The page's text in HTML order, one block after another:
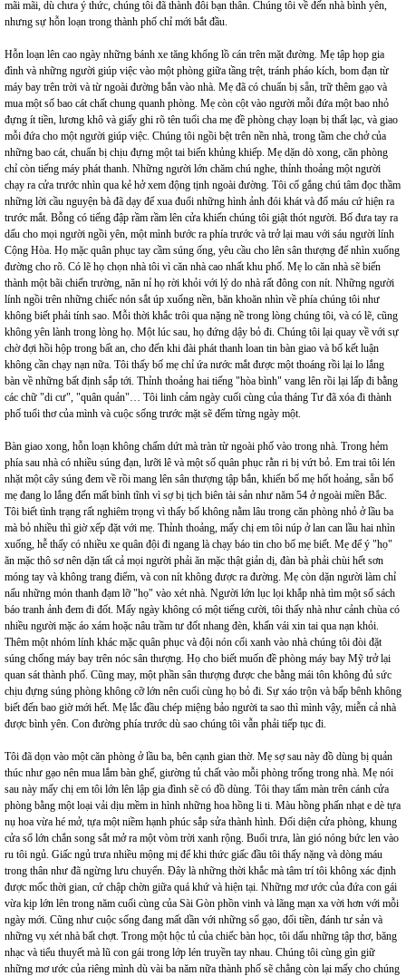
mãi mãi, dù chưa ý thức, chúng tôi đã thành đôi bạn thân. Chúng tôi về đến nhà bình yên,
nhưng sự hỗn loạn trong thành phố chỉ mới bắt đầu.
Hỗn loạn lên cao ngày những bánh xe tăng khổng lồ cán trên mặt đường. Mẹ tập họp gia
đình và những người giúp việc vào một phòng giữa tầng trệt, tránh pháo kích, bom đạn từ
máy bay trên trời và từ ngoài đường bắn vào nhà. Mẹ đã có chuẩn bị sẵn, trữ thêm gạo và
mua một số bao cát chất chung quanh phòng. Mẹ còn cột vào người mỗi đứa một bao nhỏ
đựng ít tiền, lương khô và giấy ghi rõ tên tuổi cha mẹ đề phòng chạy loạn bị thất lạc, và giao
mỗi đứa cho một người giúp việc. Chúng tôi ngồi bệt trên nền nhà, trong tầm che chở của
những bao cát, chuẩn bị chịu đựng một tai biến khủng khiếp. Mẹ dặn dò xong, căn phòng
chỉ còn tiếng máy phát thanh. Những người lớn chăm chú nghe, thỉnh thoảng một người
chạy ra cửa trước nhìn qua kẻ hở xem động tịnh ngoài đường. Tôi cố gắng chú tâm đọc thầm
những lời cầu nguyện bà đã dạy để xua đuổi những hình ảnh đói khát và đổ máu cứ hiện ra
trước mắt. Bỗng có tiếng đập rầm rầm lên cửa khiến chúng tôi giật thót người. Bố đưa tay ra
dấu cho mọi người ngồi yên, một mình bước ra phía trước và trở lại mau với sáu người lính
Cộng Hòa. Họ mặc quân phục tay cầm súng ống, yêu cầu cho lên sân thượng để nhìn xuống
đường cho rõ. Có lẽ họ chọn nhà tôi vì căn nhà cao nhất khu phố. Mẹ lo căn nhà sẽ biến
thành một bãi chiến trường, năn nỉ họ rời khỏi với lý do nhà rất đông con nít. Những người
lính ngồi trên những chiếc nón sắt úp xuống nền, băn khoăn nhìn về phía chúng tôi như
không biết phải tính sao. Mỗi thời khắc trôi qua nặng nề trong lòng chúng tôi, và có lẽ, cũng
không yên lành trong lòng họ. Một lúc sau, họ đứng dậy bỏ đi. Chúng tôi lại quay về với sự
chờ đợi hồi hộp trong bất an, cho đến khi đài phát thanh loan tin bàn giao và bố kết luận
không cần chạy nạn nữa. Tôi thấy bố mẹ chỉ ứa nước mắt được một thoáng rồi lại lo lắng
bàn về những bất định sắp tới. Thỉnh thoảng hai tiếng "hòa bình" vang lên rồi lại lấp đi bằng
các chữ "di cư", "quân quản"… Tôi linh cảm ngày cuối cùng của tháng Tư đã xóa đi thành
phố tuổi thơ của mình và cuộc sống trước mặt sẽ đếm từng ngày một.
Bàn giao xong, hỗn loạn không chấm dứt mà tràn từ ngoài phố vào trong nhà. Trong hẻm
phía sau nhà có nhiều súng đạn, lưỡi lê và một số quân phục rằn ri bị vứt bỏ. Em trai tôi lén
nhặt một cây súng đem về rồi mang lên sân thượng tập bắn, khiến bố mẹ hốt hoảng, sẵn bố
mẹ đang lo lắng đến mất bình tĩnh vì sợ bị tịch biên tài sản như năm 54 ở ngoài miền Bắc.
Tôi biết tình trạng rất nghiêm trọng vì thấy bố không nằm lâu trong căn phòng nhỏ ở lầu ba
mà bỏ nhiều thì giờ xếp đặt với mẹ. Thỉnh thoảng, mấy chị em tôi núp ở lan can lầu hai nhìn
xuống, hễ thấy có nhiều xe quân đội đi ngang là chạy báo tin cho bố mẹ biết. Mẹ để ý "họ"
ăn mặc thô sơ nên dặn tất cả mọi người phải ăn mặc thật giản dị, đàn bà phải chùi hết sơn
móng tay và không trang điểm, và con nít không được ra đường. Mẹ còn dặn người làm chỉ
nấu những món thanh đạm lỡ "họ" vào xét nhà. Người lớn lục lọi khắp nhà tìm một số sách
báo tranh ảnh đem đi đốt. Mấy ngày không có một tiếng cười, tôi thấy nhà như cảnh chùa có
nhiều người mặc áo xám hoặc nâu trầm tư đốt nhang đèn, khấn vái xin tai qua nạn khỏi.
Thêm một nhóm lính khác mặc quân phục và đội nón cối xanh vào nhà chúng tôi đòi đặt
súng chống máy bay trên nóc sân thượng. Họ cho biết muốn đề phòng máy bay Mỹ trở lại
quan sát thành phố. Cũng may, một phần sân thượng được che bằng mái tôn không đủ sức
chịu đựng súng phòng không cỡ lớn nên cuối cùng họ bỏ đi. Sự xáo trộn và bấp bênh không
biết đến bao giờ mới hết. Mẹ lắc đầu chép miệng bảo người ta sao thì mình vậy, miễn cả nhà
được bình yên. Con đường phía trước dù sao chúng tôi vẫn phải tiếp tục đi.
Tôi đã dọn vào một căn phòng ở lầu ba, bên cạnh gian thờ. Mẹ sợ sau này đồ dùng bị quản
thúc như gạo nên mua lắm bàn ghế, giường tủ chất vào mỗi phòng trống trong nhà. Mẹ nói
sau này mấy chị em tôi lớn lên lập gia đình sẽ có đồ dùng. Tôi thay tấm màn trên cánh cửa
phòng bằng một loại vải dịu mềm in hình những hoa hồng li ti. Màu hồng phấn nhạt e dè tựa
nụ hoa vừa hé mở, tựa một niềm hạnh phúc sắp sửa thành hình. Đối diện cửa phòng, khung
cửa sổ lớn chắn song sắt mở ra một vòm trời xanh rộng. Buổi trưa, làn gió nóng bức len vào
ru tôi ngủ. Giấc ngủ trưa nhiều mộng mị để khi thức giấc đầu tôi thấy nặng và dòng máu
trong thân như đã ngừng lưu chuyển. Đây là những thời khắc mà tâm trí tôi không xác định
được mốc thời gian, cứ chập chờn giữa quá khứ và hiện tại. Những mơ ước của đứa con gái
vừa kịp lớn lên trong năm cuối cùng của Sài Gòn phồn vinh và lãng mạn xa vời hơn với mỗi
ngày mới. Cũng như cuộc sống đang mất dần với những sổ gạo, đổi tiền, đánh tư sản và
những vụ xét nhà bất chợt. Trong một hộc tủ của chiếc bàn học, tôi dấu những tập thơ, băng
nhạc và tiểu thuyết mà lũ con gái trong lớp lén truyền tay nhau. Chúng tôi cùng gìn giữ
những mơ ước của riêng mình dù vài ba năm nữa thành phố sẽ chẳng còn lại mấy cho chúng